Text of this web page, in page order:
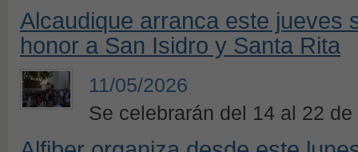
Alcaudique arranca este jueves
honor a San Isidro y Santa Rita
11/05/2026
Se celebrarán del 14 al 22